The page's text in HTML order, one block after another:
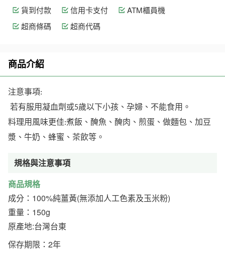
貨到付款 信用卡支付
ATM櫃員機
超商條碼
超商代碼
商品介紹
注意事項:
若有服用凝血劑或5歲以下小孩、孕婦、不能食用。
料理用風味更佳:煮飯、醃魚、醃肉、煎蛋、做麵包、加豆
漿、牛奶、蜂蜜、茶飲等。
規格與注意事項
商品規格
成分：100%純薑黃(無添加人工色素及玉米粉)
重量：150g
原產地:台灣台東
保存期限：2年